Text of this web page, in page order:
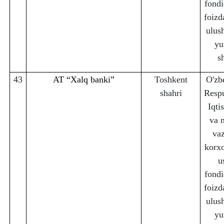
43 AT “Xalq banki”
Toshkent
shahri
va